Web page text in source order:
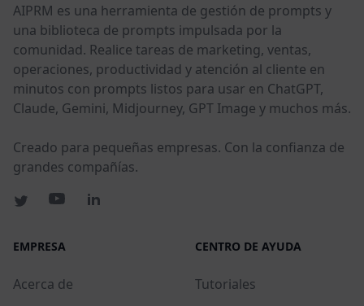
AIPRM es una herramienta de gestión de prompts y
una biblioteca de prompts impulsada por la
comunidad. Realice tareas de marketing, ventas,
operaciones, productividad y atención al cliente en
minutos con prompts listos para usar en ChatGPT,
Claude, Gemini, Midjourney, GPT Image y muchos más.
Creado para pequeñas empresas. Con la confianza de
grandes compañías.
EMPRESA
Acerca de
CENTRO DE AYUDA
Tutoriales